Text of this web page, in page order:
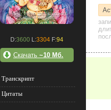
D:3600 L:3304 F:94
Скачать ~10 Мб.
Транскрипт
Цитаты